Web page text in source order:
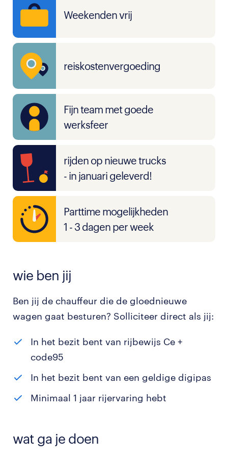
Weekenden vrij
reiskostenvergoeding
Fijn team met goede
werksfeer
rijden op nieuwe trucks
- in januari geleverd!
Parttime mogelijkheden
1 - 3 dagen per week
wie ben jij
Ben jij de chauffeur die de gloednieuwe
wagen gaat besturen? Solliciteer direct als jij:
In het bezit bent van rijbewijs Ce +
code95
In het bezit bent van een geldige digipas
Minimaal 1 jaar rijervaring hebt
wat ga je doen